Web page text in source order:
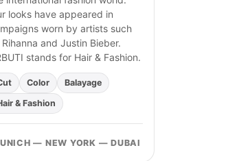
looks have appeared in
worn by artists such
Rihanna and Justin Bieber.
stands for Hair & Fashion.
Color
Balayage
& Fashion
— NEW YORK — DUBAI